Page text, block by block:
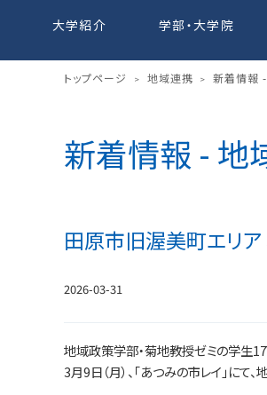
大学紹介 学部・大学院
トップページ > 地域連携 > 新着情報
新着情報 - 地
田原市旧渥美町エリ
2026-03-31
地域政策学部・菊地教授ゼミの学生
3月9日（月）、「あつみの市レイ」に